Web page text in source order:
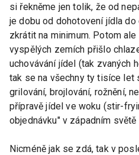
si řekněme jen tolik, že od
je dobu od dohotovení jídla
zkrátit na minimum. Potom
vyspělých zemích přišlo
uchovávání jídel (tak zvaných
tak se na všechny ty tisíce let
grilování, brojlování, rožnění,
přípravě jídel ve woku (stir-
objednávku" v západním světě
Nicméně jak se zdá, tak v